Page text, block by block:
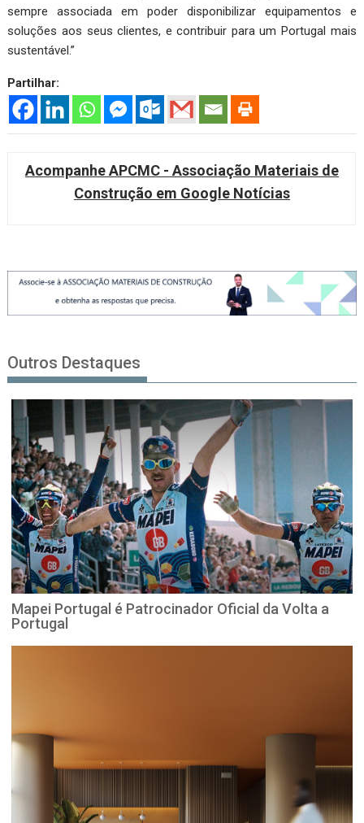
sempre associada em poder disponibilizar equipamentos e
soluções aos seus clientes, e contribuir para um Portugal mais
sustentável.”
Partilhar:
Acompanhe APCMC - Associação Materiais de
Construção em Google Notícias
Outros Destaques
Mapei Portugal é Patrocinador Oficial da Volta a
Portugal